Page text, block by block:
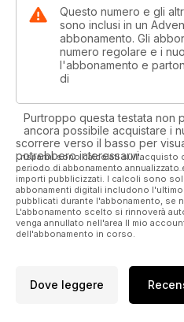
Which States Have the
The
Like a
The Topography of
Questo numero e gli
sono inclusi in un
abbonamento. Gli
numero regolare e i
l'abbonamento e
di
Purtroppo questa testata non
ancora possibile acquistare i
scorrere verso il basso per
potrebbero interessarvi.
I risparmi sono calcolati sull'acquisto
periodo di abbonamento
importi pubblicizzati. I calcoli sono
abbonamenti digitali includono
pubblicati durante l'abbonamento, se
L'abbonamento scelto si rinnoverà
venga annullato nell'area Il mio
dell'abbonamento in corso.
Dove leggere